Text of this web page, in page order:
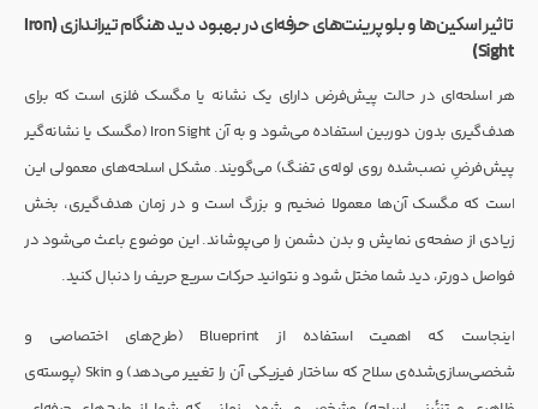
تاثیر اسکین‌ها و بلوپرینت‌های حرفه‌ای در بهبود دید هنگام تیراندازی (Iron
Sight)
هر اسلحه‌ای در حالت پیش‌فرض دارای یک نشانه یا مگسک فلزی است که برای
هدف‌گیری بدون دوربین استفاده می‌شود و به آن Iron Sight (مگسک یا نشانه‌گیر
پیش‌فرضِ نصب‌شده روی لوله‌ی تفنگ) می‌گویند. مشکل اسلحه‌های معمولی این
است که مگسک آن‌ها معمولا ضخیم و بزرگ است و در زمان هدف‌گیری، بخش
زیادی از صفحه‌ی نمایش و بدن دشمن را می‌پوشاند. این موضوع باعث می‌شود در
فواصل دورتر، دید شما مختل شود و نتوانید حرکات سریع حریف را دنبال کنید.
اینجاست که اهمیت استفاده از Blueprint (طرح‌های اختصاصی و
شخصی‌سازی‌شده‌ی سلاح که ساختار فیزیکی آن را تغییر می‌دهد) و Skin (پوسته‌ی